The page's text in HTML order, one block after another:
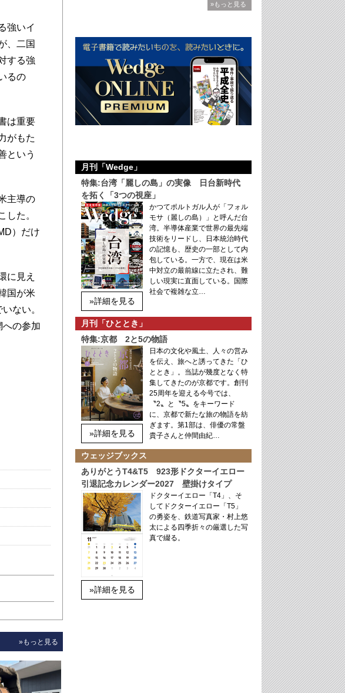
強いイ
、二国
する強
るの
は重要
がもた
という
主導の
した。
）だけ
に見え
国が米
ない。
への参加
»もっと見る
»もっと見る
月刊「Wedge」
特集:台湾「麗しの島」の実像 日台新時代
を拓く「3つの視座」
»詳細を見る
かつてポルトガル人が「フォル
モサ（麗しの島）」と呼んだ台
湾。半導体産業で世界の最先端
技術をリードし、日本統治時代
の記憶も、歴史の一部として内
包している。一方で、現在は米
中対立の最前線に立たされ、難
しい現実に直面している。国際
社会で複雑な立…
月刊「ひととき」
特集:京都 2と5の物語
»詳細を見る
日本の文化や風土、人々の営み
を伝え、旅へと誘ってきた「ひ
ととき」。当誌が幾度となく特
集してきたのが京都です。創刊
25周年を迎える今号では、
〝2〟と〝5〟をキーワード
に、京都で新たな旅の物語を紡
ぎます。第1部は、俳優の常盤
貴子さんと仲間由紀…
ウェッジブックス
ありがとうT4&T5 923形ドクターイエロー
引退記念カレンダー2027 壁掛けタイプ
»詳細を見る
ドクターイエロー「T4」、そ
してドクターイエロー「T5」
の勇姿を、鉄道写真家・村上悠
太による四季折々の厳選した写
真で綴る。